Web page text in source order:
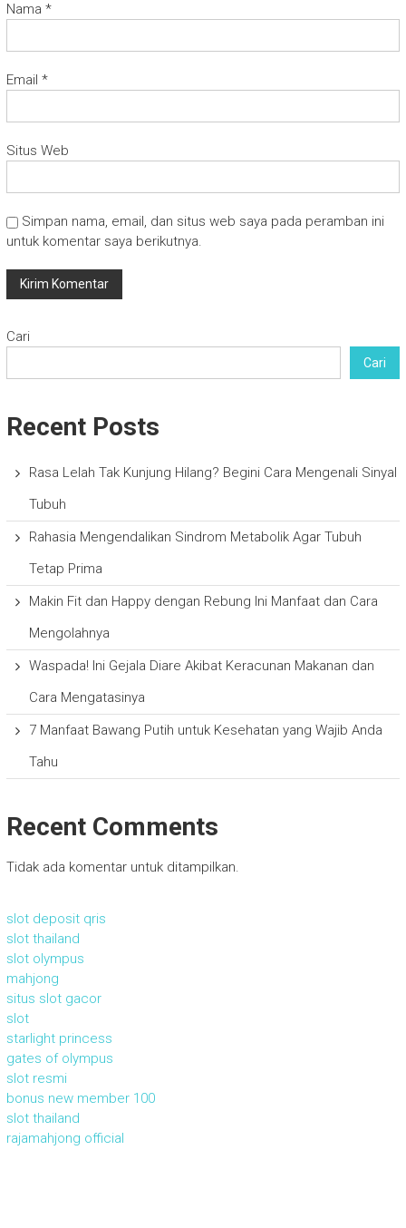
Nama *
Email *
Situs Web
Simpan nama, email, dan situs web saya pada peramban ini
untuk komentar saya berikutnya.
Cari
Cari
Recent Posts
Rasa Lelah Tak Kunjung Hilang? Begini Cara Mengenali Sinyal
Tubuh
Rahasia Mengendalikan Sindrom Metabolik Agar Tubuh
Tetap Prima
Makin Fit dan Happy dengan Rebung Ini Manfaat dan Cara
Mengolahnya
Waspada! Ini Gejala Diare Akibat Keracunan Makanan dan
Cara Mengatasinya
7 Manfaat Bawang Putih untuk Kesehatan yang Wajib Anda
Tahu
Recent Comments
Tidak ada komentar untuk ditampilkan.
slot deposit qris
slot thailand
slot olympus
mahjong
situs slot gacor
slot
starlight princess
gates of olympus
slot resmi
bonus new member 100
slot thailand
rajamahjong official